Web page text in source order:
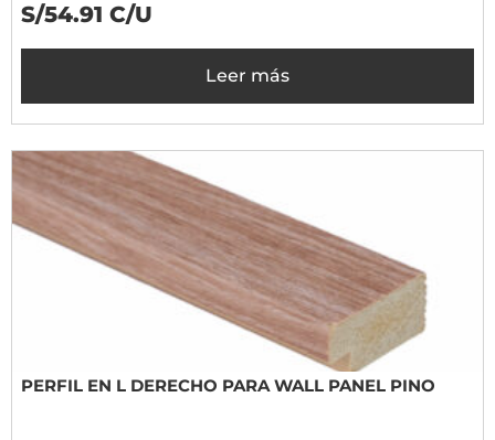
S/54.91 C/U
Leer más
PERFIL EN L DERECHO PARA WALL PANEL PINO